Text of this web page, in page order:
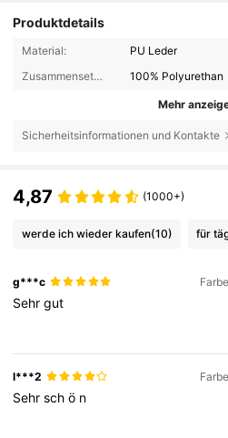
Produktdetails
Material:
PU Leder
Zusammensetzung:
100% Polyurethan
Mehr
Sicherheitsinformationen und Kontakte
4,87 (1000+)
werde ich wieder kaufen(10) für
g***c
Sehrgut
l***2
Sehrschö n